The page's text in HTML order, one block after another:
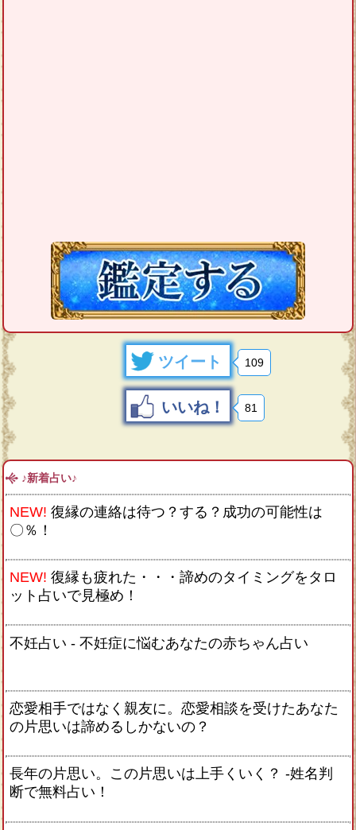
ツイート 109
いいね！ 81
♪新着占い♪
NEW! 復縁の連絡は待つ？する？成功の可能性は
〇％！
NEW! 復縁も疲れた・・・諦めのタイミングをタロ
ット占いで見極め！
不妊占い - 不妊症に悩むあなたの赤ちゃん占い
恋愛相手ではなく親友に。恋愛相談を受けたあなた
の片思いは諦めるしかないの？
長年の片思い。この片思いは上手くいく？ -姓名判
断で無料占い！